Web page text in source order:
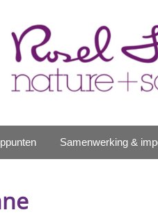
Samenwerking &